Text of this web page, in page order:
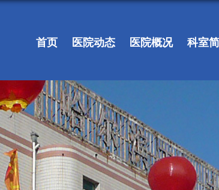
首页 医院动态 医院概况 科室